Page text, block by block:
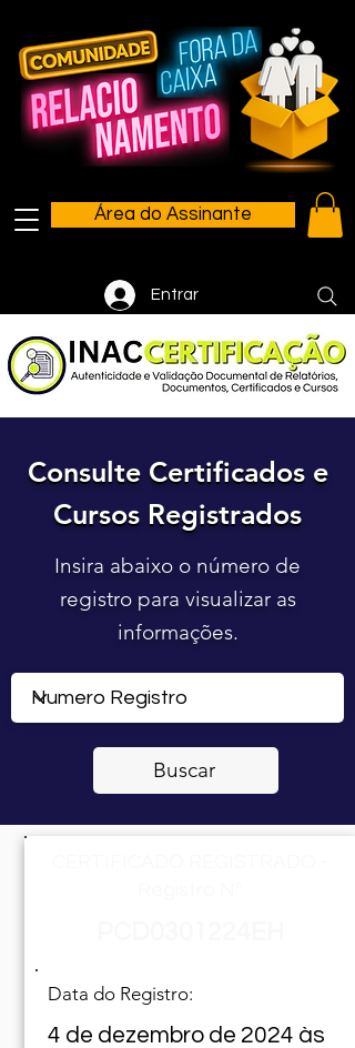
Área do Assinante
Entrar
Consulte Certificados e
Cursos Registrados
Consulte Certificados e
Cursos Registrados
Insira abaixo o número de
registro para visualizar as
informações.
Buscar
Data do Registro:
4 de dezembro de 2024 às